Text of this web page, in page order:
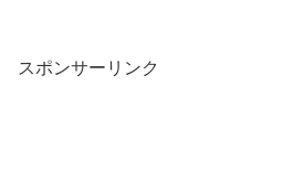
スポンサーリンク